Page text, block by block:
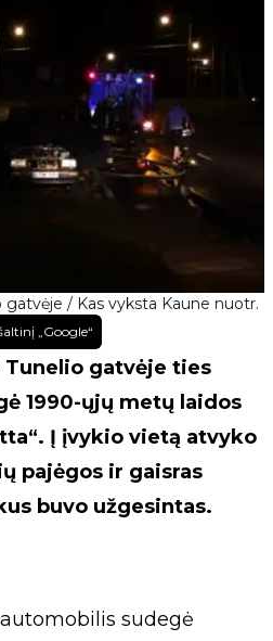
/ Kas vyksta Kaune nuotr.
„Google“
Tunelio gatvėje ties
1990-ųjų metų laidos
Į įvykio vietą atvyko
pajėgos ir gaisras
buvo užgesintas.
sudegė